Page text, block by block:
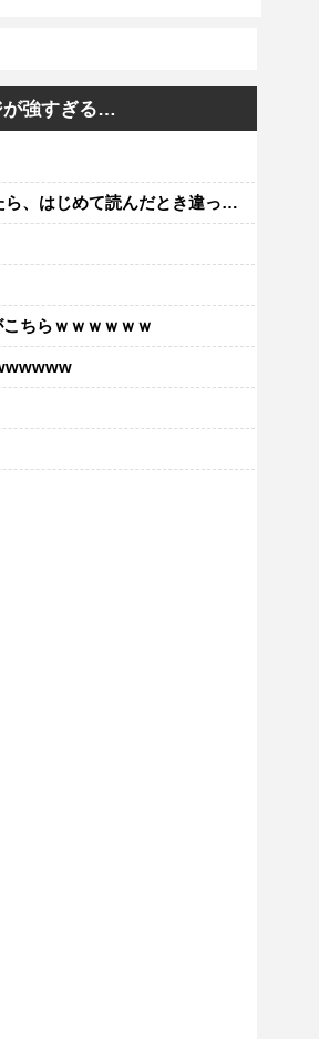
が強すぎる…
めて読んだとき違って驚いた
ちらｗｗｗｗｗｗ